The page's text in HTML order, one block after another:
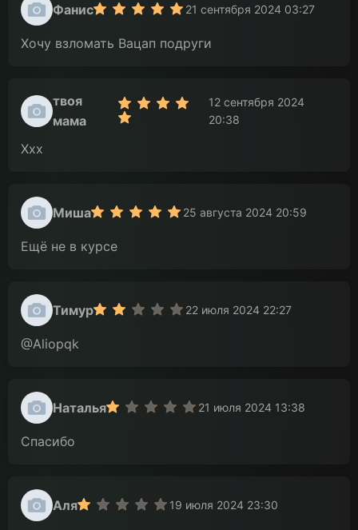
Фанис 21 сентября 2024 03:27
Хочу взломать Вацап подруги
твоя
мама
12 сентября 2024
20:38
Ххх
Миша 25 августа 2024 20:59
Ещё не в курсе
Тимур 22 июля 2024 22:27
@Aliopqk
Наталья 21 июля 2024 13:38
Спасибо
Аля 19 июля 2024 23:30